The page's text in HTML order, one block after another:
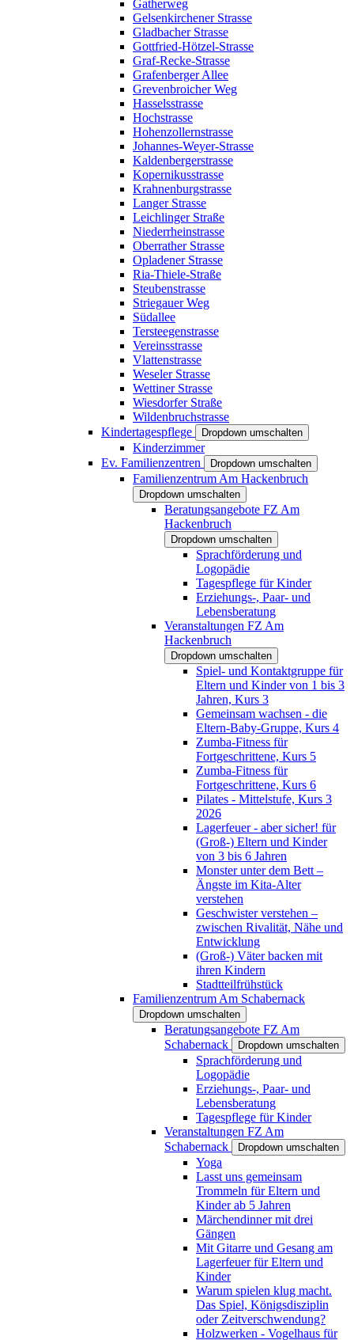
Gatherweg
Gelsenkirchener Strasse
Gladbacher Strasse
Gottfried-Hötzel-Strasse
Graf-Recke-Strasse
Grafenberger Allee
Grevenbroicher Weg
Hasselsstrasse
Hochstrasse
Hohenzollernstrasse
Johannes-Weyer-Strasse
Kaldenbergerstrasse
Kopernikusstrasse
Krahnenburgstrasse
Langer Strasse
Leichlinger Straße
Niederrheinstrasse
Oberrather Strasse
Opladener Strasse
Ria-Thiele-Straße
Steubenstrasse
Striegauer Weg
Südallee
Tersteegenstrasse
Vereinsstrasse
Vlattenstrasse
Weseler Strasse
Wettiner Strasse
Wiesdorfer Straße
Wildenbruchstrasse
Kindertagespflege
Dropdown umschalten
Kinderzimmer
Ev. Familienzentren
Dropdown umschalten
Familienzentrum Am Hackenbruch
Dropdown umschalten
Beratungsangebote FZ Am
Hackenbruch
Dropdown umschalten
Sprachförderung und
Logopädie
Tagespflege für Kinder
Erziehungs-, Paar- und
Lebensberatung
Veranstaltungen FZ Am
Hackenbruch
Dropdown umschalten
Spiel- und Kontaktgruppe für
Eltern und Kinder von 1 bis 3
Jahren, Kurs 3
Gemeinsam wachsen - die
Eltern-Baby-Gruppe, Kurs 4
Zumba-Fitness für
Fortgeschrittene, Kurs 5
Zumba-Fitness für
Fortgeschrittene, Kurs 6
Pilates - Mittelstufe, Kurs 3
2026
Lagerfeuer - aber sicher! für
(Groß-) Eltern und Kinder
von 3 bis 6 Jahren
Monster unter dem Bett –
Ängste im Kita-Alter
verstehen
Geschwister verstehen –
zwischen Rivalität, Nähe und
Entwicklung
(Groß-) Väter backen mit
ihren Kindern
Stadtteilfrühstück
Familienzentrum Am Schabernack
Dropdown umschalten
Beratungsangebote FZ Am
Schabernack
Dropdown umschalten
Sprachförderung und
Logopädie
Erziehungs-, Paar- und
Lebensberatung
Tagespflege für Kinder
Veranstaltungen FZ Am
Schabernack
Dropdown umschalten
Yoga
Lasst uns gemeinsam
Trommeln für Eltern und
Kinder ab 5 Jahren
Märchendinner mit drei
Gängen
Mit Gitarre und Gesang am
Lagerfeuer für Eltern und
Kinder
Warum spielen klug macht.
Das Spiel, Königsdisziplin
oder Zeitverschwendung?
Holzwerken - Vogelhaus für